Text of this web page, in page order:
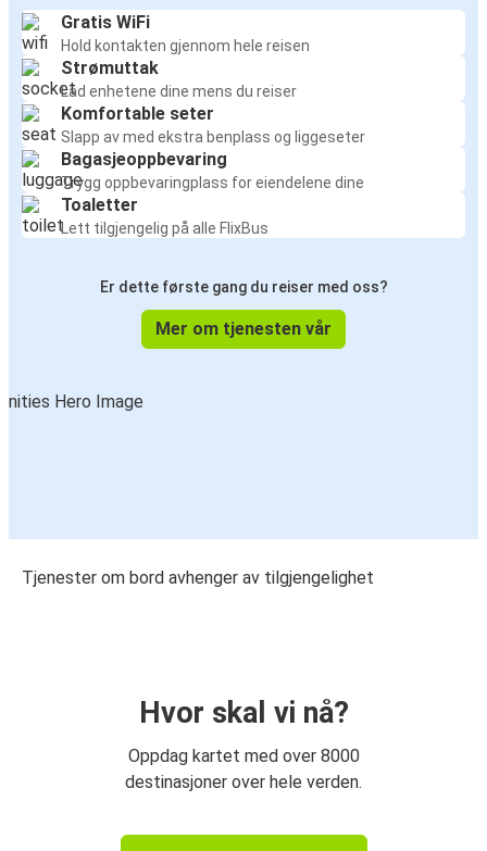
Gratis WiFi
Hold kontakten gjennom hele reisen
Strømuttak
Lad enhetene dine mens du reiser
Komfortable seter
Slapp av med ekstra benplass og liggeseter
Bagasjeoppbevaring
Trygg oppbevaringplass for eiendelene dine
Toaletter
Lett tilgjengelig på alle FlixBus
Er dette første gang du reiser med oss?
Mer om tjenesten vår
Tjenester om bord avhenger av tilgjengelighet
Hvor skal vi nå?
Oppdag kartet med over 8000
destinasjoner over hele verden.